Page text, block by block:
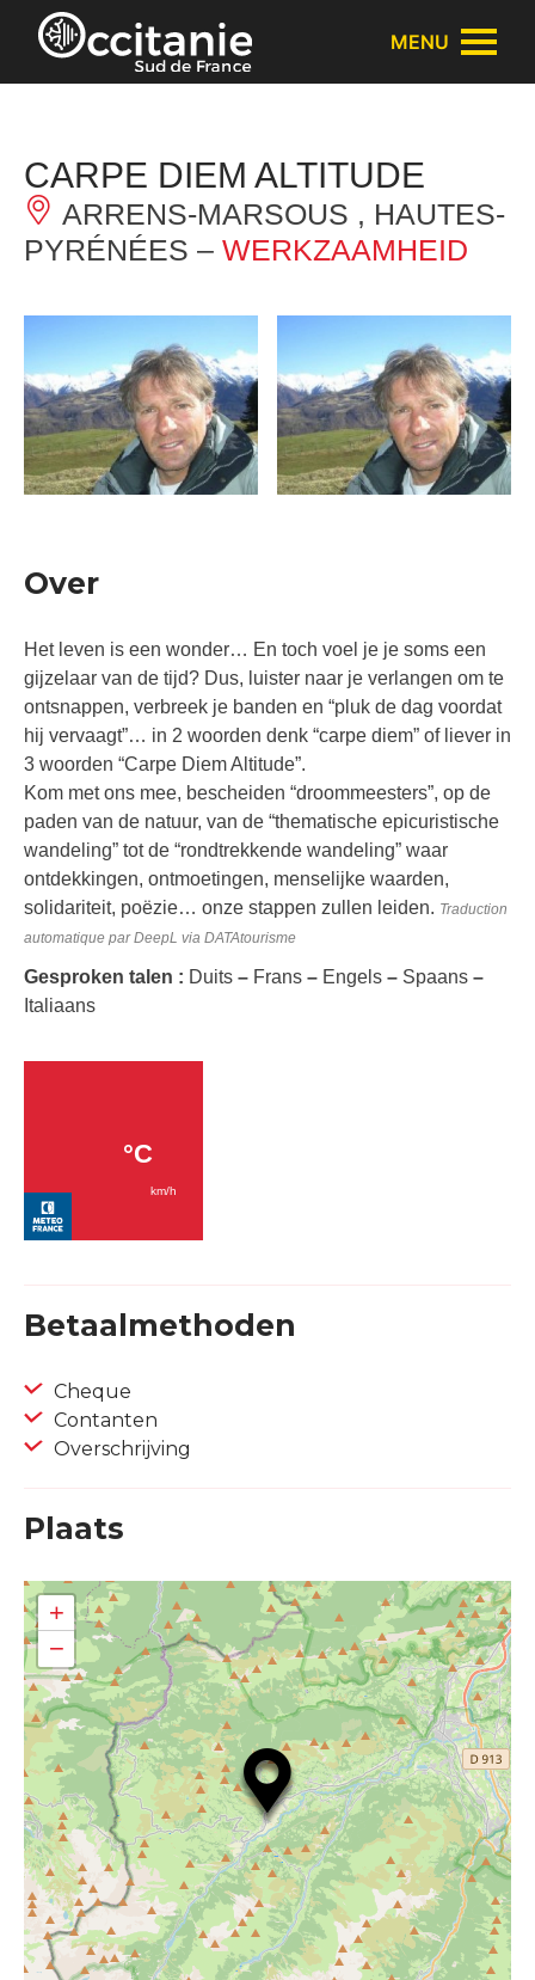
Cookies beheer paneel
MENU
CARPE DIEM ALTITUDE
ARRENS-MARSOUS , HAUTES-
PYRÉNÉES – WERKZAAMHEID
Over
Het leven is een wonder… En toch voel je je soms een
gijzelaar van de tijd? Dus, luister naar je verlangen om te
ontsnappen, verbreek je banden en “pluk de dag voordat
hij vervaagt”… in 2 woorden denk “carpe diem” of liever in
3 woorden “Carpe Diem Altitude”.
Kom met ons mee, bescheiden “droommeesters”, op de
paden van de natuur, van de “thematische epicuristische
wandeling” tot de “rondtrekkende wandeling” waar
ontdekkingen, ontmoetingen, menselijke waarden,
solidariteit, poëzie… onze stappen zullen leiden. Traduction
automatique par DeepL via DATAtourisme
Gesproken talen : Duits – Frans – Engels – Spaans –
Italiaans
Betaalmethoden
Cheque
Contanten
Overschrijving
Plaats
+
−